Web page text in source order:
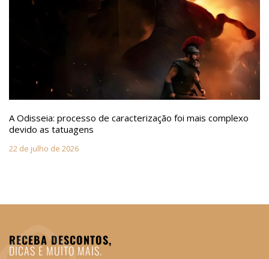
A Odisseia: processo de caracterização foi mais complexo
devido as tatuagens
22 de julho de 2026
RECEBA DESCONTOS,
DICAS E MUITO MAIS.